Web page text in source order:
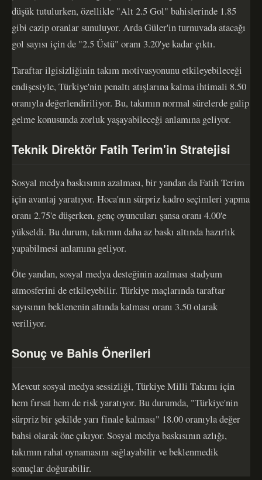
düşük tutulurken, özellikle "Alt 2.5 Gol" bahislerinde 1.85
gibi cazip oranlar sunuluyor. Arda Güler'in turnuvada atacağı
gol sayısı için de "2.5 Üstü" oranı 3.20'ye kadar çıktı.
Taraftar ilgisizliğinin takım motivasyonunu etkileyebileceği
endişesiyle, Türkiye'nin penaltı atışlarına kalma ihtimali 8.50
oranıyla değerlendiriliyor. Bu, takımın normal sürelerde galip
gelme konusunda zorluk yaşayabileceği anlamına geliyor.
Teknik Direktör Fatih Terim'in Stratejisi
Sosyal medya baskısının azalması, bir yandan da Fatih Terim
için avantaj yaratıyor. Hoca'nın sürpriz kadro seçimleri yapma
oranı 2.75'e düşerken, genç oyuncuları şansa oranı 4.00'e
yükseldi. Bu durum, takımın daha az baskı altında hazırlık
yapabilmesi anlamına geliyor.
Öte yandan, sosyal medya desteğinin azalması stadyum
atmosferini de etkileyebilir. Türkiye maçlarında taraftar
sayısının beklenenin altında kalması oranı 3.50 olarak
veriliyor.
Sonuç ve Bahis Önerileri
Mevcut sosyal medya sessizliği, Türkiye Milli Takımı için
hem fırsat hem de risk yaratıyor. Bu durumda, "Türkiye'nin
sürpriz bir şekilde yarı finale kalması" 18.00 oranıyla değer
bahsi olarak öne çıkıyor. Sosyal medya baskısının azlığı,
takımın rahat oynamasını sağlayabilir ve beklenmedik
sonuçlar doğurabilir.